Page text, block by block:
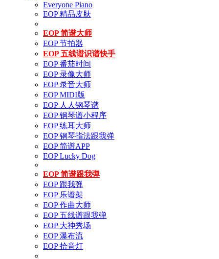
Everyone Piano
EOP 精品皮肤
EOP 简谱大师
EOP 节拍器
EOP 五线谱识谱快手
EOP 番茄时间
EOP 录像大师
EOP 录音大师
EOP MIDI版
EOP 人人钢琴谱
EOP 钢琴谱小程序
EOP 练耳大师
EOP 钢琴指法跟我弹
EOP 简谱APP
EOP Lucky Dog
EOP 简谱跟我弹
EOP 跟我弹
EOP 乐谱架
EOP 作曲大师
EOP 五线谱跟我弹
EOP 大神秀场
EOP 瀑布流
EOP 拾音灯